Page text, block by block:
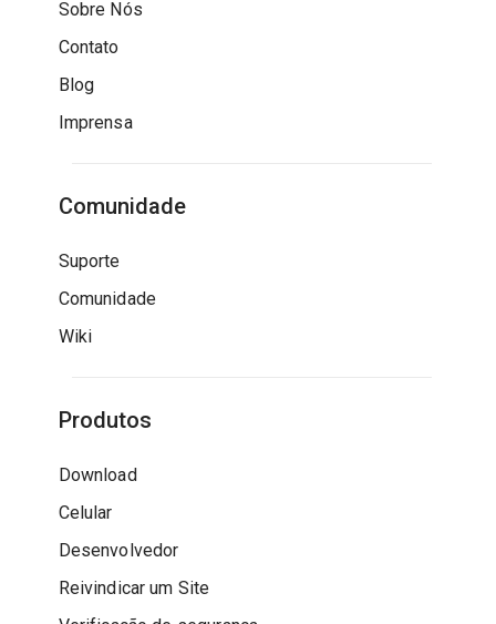
Sobre Nós
Contato
Blog
Imprensa
Comunidade
Suporte
Comunidade
Wiki
Produtos
Download
Celular
Desenvolvedor
Reivindicar um Site